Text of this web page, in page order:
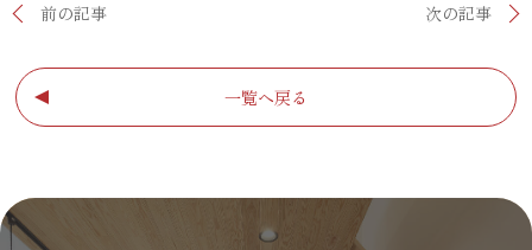
前の記事 次の記事
一覧へ戻る